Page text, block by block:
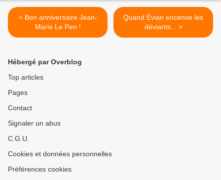
< Bon anniversaire Jean-
Marie Le Pen !
Quand Évian encense les
déviants... >
Hébergé par Overblog
Top articles
Pages
Contact
Signaler un abus
C.G.U.
Cookies et données personnelles
Préférences cookies